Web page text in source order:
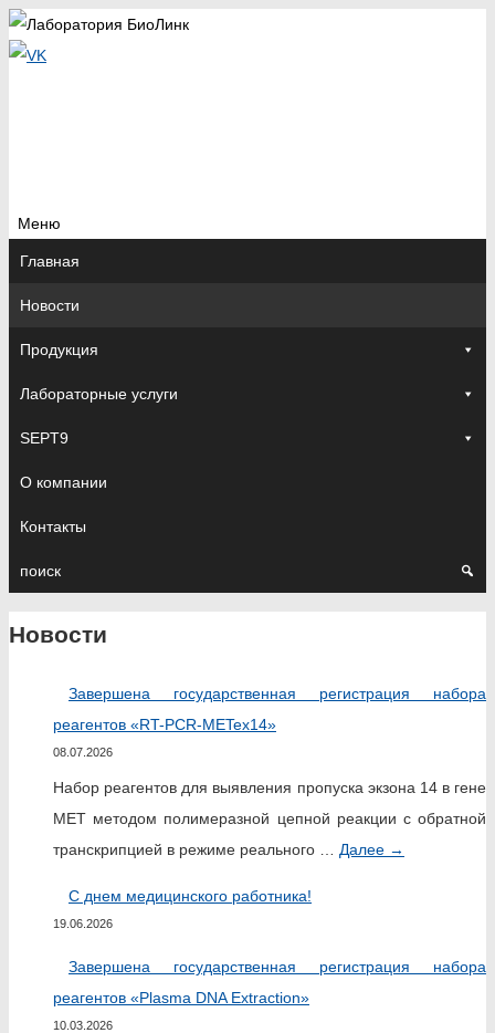
Меню
Перейти
содержимому
Главная
Новости
Продукция
Лабораторные услуги
SEPT9
О компании
Контакты
поиск
Новости
Завершена государственная регистрация набора
реагентов «RT-PCR-METex14»
08.07.2026
Набор реагентов для выявления пропуска экзона 14 в гене
MET методом полимеразной цепной реакции c обратной
транскрипцией в режиме реального … Далее →
С днем медицинского работника!
19.06.2026
Завершена государственная регистрация набора
реагентов «Plasma DNA Extraction»
10.03.2026